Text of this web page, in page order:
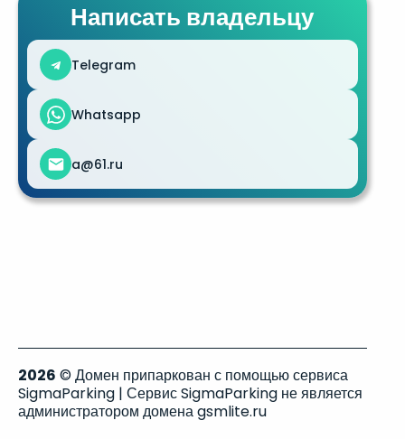
Написать владельцу
Telegram
Whatsapp
a@61.ru
2026 © Домен припаркован с помощью сервиса
SigmaParking | Сервис SigmaParking не является
администратором домена gsmlite.ru